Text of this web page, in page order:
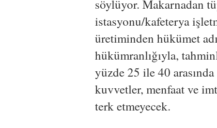
söylüyor. Makarnadan
istasyonu/kafeterya
üretiminden hükümet
hükümranlığıyla,
yüzde 25 ile 40
kuvvetler, menfaat ve
terk etmeyecek.